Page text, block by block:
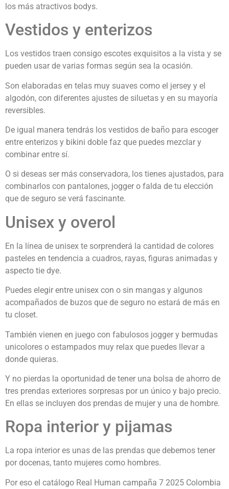
los más atractivos bodys.
Vestidos y enterizos
Los vestidos traen consigo escotes exquisitos a la vista y se
pueden usar de varias formas según sea la ocasión.
Son elaboradas en telas muy suaves como el jersey y el
algodón, con diferentes ajustes de siluetas y en su mayoría
reversibles.
De igual manera tendrás los vestidos de baño para escoger
entre enterizos y bikini doble faz que puedes mezclar y
combinar entre sí.
O si deseas ser más conservadora, los tienes ajustados, para
combinarlos con pantalones, jogger o falda de tu elección
que de seguro se verá fascinante.
Unisex y overol
En la línea de unisex te sorprenderá la cantidad de colores
pasteles en tendencia a cuadros, rayas, figuras animadas y
aspecto tie dye.
Puedes elegir entre unisex con o sin mangas y algunos
acompañados de buzos que de seguro no estará de más en
tu closet.
También vienen en juego con fabulosos jogger y bermudas
unicolores o estampados muy relax que puedes llevar a
donde quieras.
Y no pierdas la oportunidad de tener una bolsa de ahorro de
tres prendas exteriores sorpresas por un único y bajo precio.
En ellas se incluyen dos prendas de mujer y una de hombre.
Ropa interior y pijamas
La ropa interior es unas de las prendas que debemos tener
por docenas, tanto mujeres como hombres.
Por eso el catálogo Real Human campaña 7 2025 Colombia